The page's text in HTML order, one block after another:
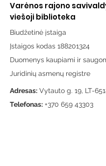
Varėnos rajono
viešoji biblioteka
Biudžetinė įstaiga
Įstaigos kodas 188201324
Duomenys kaupiami ir
Juridinių asmenų registre
Adresas: Vytauto g. 19, LT-
Telefonas: +370 659 43303